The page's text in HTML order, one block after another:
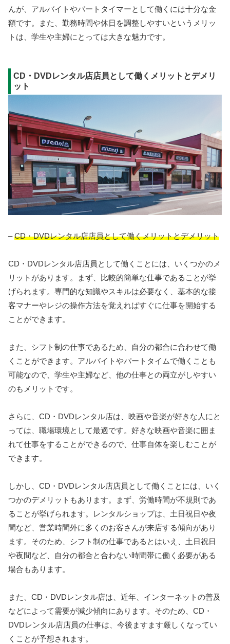
んが、アルバイトやパートタイマーとして働くには十分な金
額です。また、勤務時間や休日を調整しやすいというメリッ
トは、学生や主婦にとっては大きな魅力です。
CD・DVDレンタル店店員として働くメリットとデメリ
ット
–CD・DVDレンタル店店員として働くメリットとデメリット
CD・DVDレンタル店店員として働くことには、いくつかのメ
リットがあります。まず、比較的簡単な仕事であることが挙
げられます。専門的な知識やスキルは必要なく、基本的な接
客マナーやレジの操作方法を覚えればすぐに仕事を開始する
ことができます。
また、シフト制の仕事であるため、自分の都合に合わせて働
くことができます。アルバイトやパートタイムで働くことも
可能なので、学生や主婦など、他の仕事との両立がしやすい
のもメリットです。
さらに、CD・DVDレンタル店は、映画や音楽が好きな人にと
っては、職場環境として最適です。好きな映画や音楽に囲ま
れて仕事をすることができるので、仕事自体を楽しむことが
できます。
しかし、CD・DVDレンタル店店員として働くことには、いく
つかのデメリットもあります。まず、労働時間が不規則であ
ることが挙げられます。レンタルショップは、土日祝日や夜
間など、営業時間外に多くのお客さんが来店する傾向があり
ます。そのため、シフト制の仕事であるとはいえ、土日祝日
や夜間など、自分の都合と合わない時間帯に働く必要がある
場合もあります。
また、CD・DVDレンタル店は、近年、インターネットの普及
などによって需要が減少傾向にあります。そのため、CD・
DVDレンタル店店員の仕事は、今後ますます厳しくなってい
くことが予想されます。